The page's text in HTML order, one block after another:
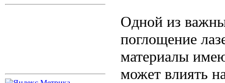
Одной из
поглощение
материалы
может влиять